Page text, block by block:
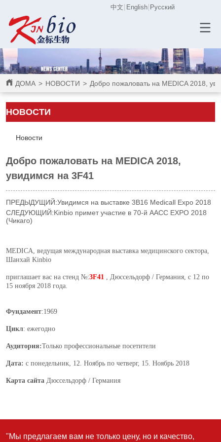
中文 English Русский
ДОМА > НОВОСТИ > Добро пожаловать на MEDICA 2018,
НОВОСТИ
Новости
Добро пожаловать на MEDICA 2018,
увидимся на 3F41
ПРЕДЫДУЩИЙ:Увидимся на выставке 3B16 Medicall Expo 2018
СЛЕДУЮЩИЙ:Kinbio примет участие в 70-й AACC EXPO 2018
(Чикаго)
"Мы предлагаем вам не только цену, но и качество,